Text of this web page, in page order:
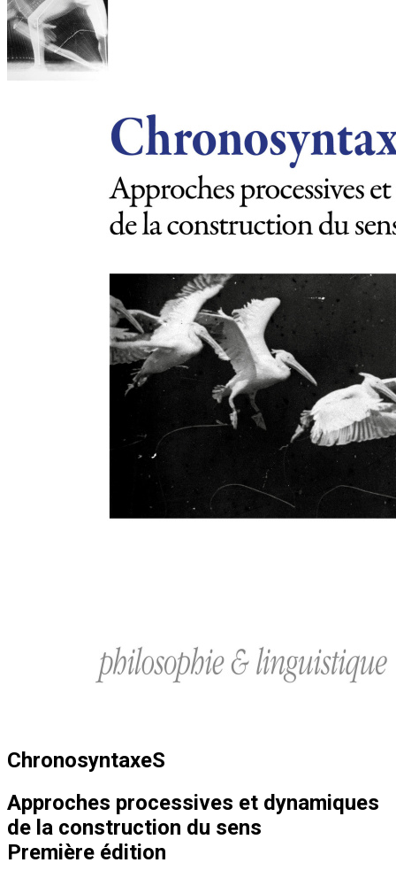
ChronosyntaxeS
Approches processives et dynamiques
de la construction du sens
Première édition